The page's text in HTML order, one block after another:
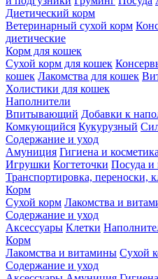
Диетический корм
Ветеринарный сухой корм
диетические
Корм для кошек
Сухой корм для кошек
кошек Лакомства для кошек
Холистики для кошек
Наполнители
Впитывающий Добавки к
Комкующийся Кукурузный
Содержание и уход
Амуниция Гигиена и косметика
Игрушки Когтеточки Посуда и
Транспортировка, переноски,
Корм
Сухой корм Лакомства и
Содержание и уход
Аксессуары Клетки
Корм
Лакомства и витамины Сухой
Содержание и уход